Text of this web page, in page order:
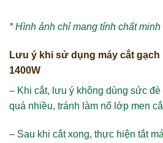
* Hình ảnh chỉ mang tính chất minh
Lưu ý khi sử dụng máy cắt gạch
1400W
– Khi cắt, lưu ý không dùng sức đè
quá nhiều, tránh làm nổ lớp men
– Sau khi cắt xong, thực hiện tắt